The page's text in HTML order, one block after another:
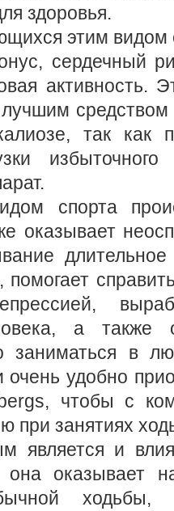
здоровья.
этим видом
сердечный
активность.
средством
так как
спорта
оказывает
помогает
а также
заниматься в
удобно
чтобы с
при занятиях
является и
она оказывает
ходьбы,